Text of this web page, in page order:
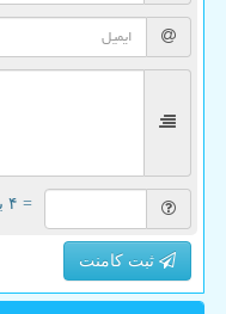
= ۴ بعلاوه ۳
ثبت کامنت